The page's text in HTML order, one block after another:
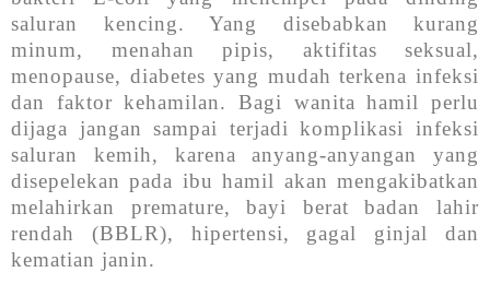
saluran kencing. Yang disebabkan kurang
minum, menahan pipis, aktifitas seksual,
menopause, diabetes yang mudah terkena infeksi
dan faktor kehamilan. Bagi wanita hamil perlu
dijaga jangan sampai terjadi komplikasi infeksi
saluran kemih, karena anyang-anyangan yang
disepelekan pada ibu hamil akan mengakibatkan
melahirkan premature, bayi berat badan lahir
rendah (BBLR), hipertensi, gagal ginjal dan
kematian janin.